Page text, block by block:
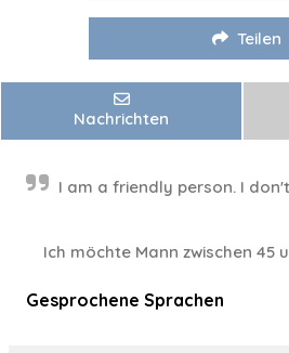
Teilen
Nachrichten
I am a friendly person. I
Ich möchte Mann zwischen 45
Gesprochene Sprachen